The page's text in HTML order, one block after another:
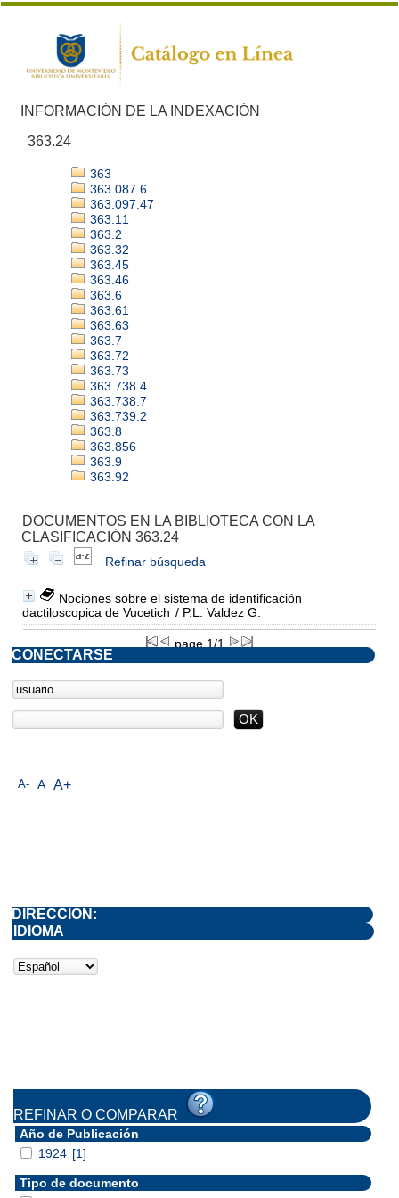
INFORMACIÓN DE LA INDEXACIÓN
363.24
363
363.087.6
363.097.47
363.11
363.2
363.32
363.45
363.46
363.6
363.61
363.63
363.7
363.72
363.73
363.738.4
363.738.7
363.739.2
363.8
363.856
363.9
363.92
DOCUMENTOS EN LA BIBLIOTECA CON LA
CLASIFICACIÓN 363.24
Refinar búsqueda
Nociones sobre el sistema de identificación
dactiloscopica de Vucetich / P.L. Valdez G.
page 1/1
A- A A+
CONECTARSE
DIRECCIÓN:
IDIOMA
REFINAR O COMPARAR
Año de Publicación
1924 [1]
Tipo de documento